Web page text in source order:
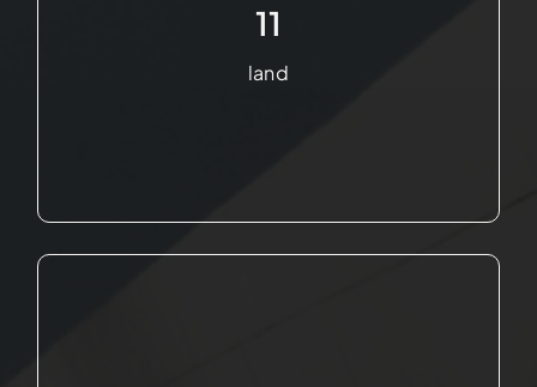
11
land